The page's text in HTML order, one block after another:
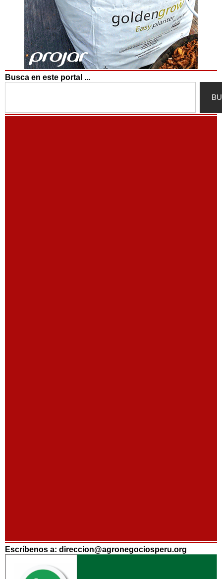
Busca en este portal ...
Escríbenos a: direccion@agronegociosperu.org